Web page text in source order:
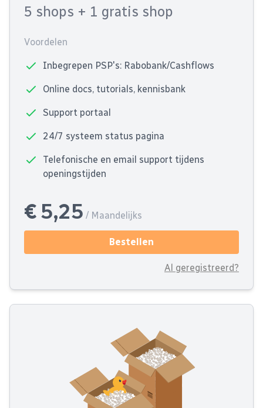
5 shops + 1 gratis shop
Voordelen
Inbegrepen PSP's: Rabobank/Cashflows
Online docs, tutorials, kennisbank
Support portaal
24/7 systeem status pagina
Telefonische en email support tijdens
openingstijden
€ 5,25 / Maandelijks
Bestellen
Al geregistreerd?